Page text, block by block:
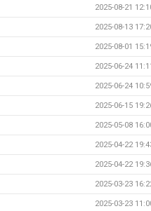
2025-08-21
2025-08-13
2025-08-01
2025-06-24
2025-06-24
2025-06-15
2025-05-08
2025-04-22
2025-04-22
2025-03-23
2025-03-23